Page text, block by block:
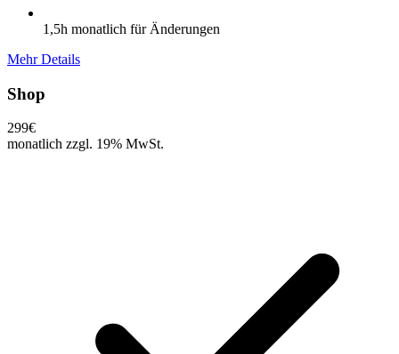
1,5h monatlich für Änderungen
Mehr Details
Shop
299€
monatlich zzgl. 19% MwSt.